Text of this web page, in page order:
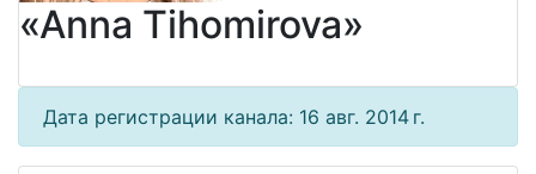
«Anna Tihomirova»
Дата регистрации канала: 16 авг. 2014 г.